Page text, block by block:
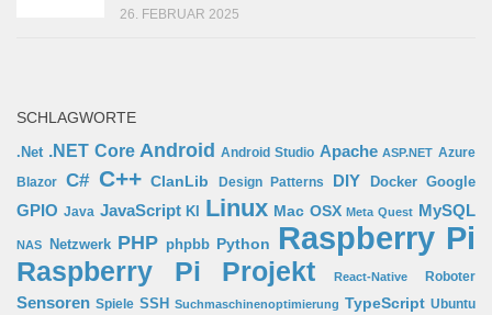
26. FEBRUAR 2025
SCHLAGWORTE
.Net .NET Core Android Android Studio Apache ASP.NET Azure
Blazor C# C++ ClanLib Design Patterns DIY Docker Google
GPIO Java JavaScript KI Linux Mac OSX Meta Quest MySQL
NAS Netzwerk PHP phpbb Python Raspberry Pi
Raspberry Pi Projekt React-Native Roboter
Sensoren Spiele SSH Suchmaschinenoptimierung TypeScript Ubuntu